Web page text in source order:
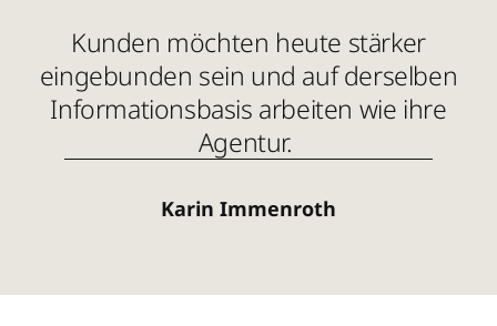
Kunden möchten heute stärker
eingebunden sein und auf derselben
Informationsbasis arbeiten wie ihre
Agentur.
Karin Immenroth